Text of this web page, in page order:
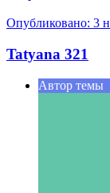
Опубликовано: 3
Tatyana 321
Автор темы